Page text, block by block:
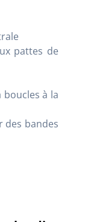
pattes de
boucles à la
des bandes